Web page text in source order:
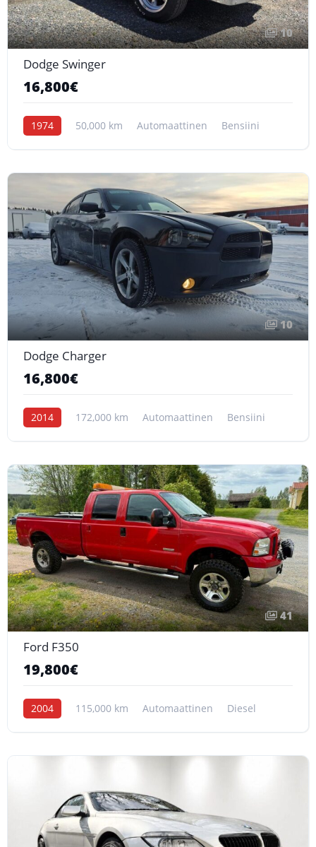
10
Dodge Swinger
16,800€
1974 50,000 km Automaattinen Bensiini
10
Dodge Charger
16,800€
2014 172,000 km Automaattinen Bensiini
41
Ford F350
19,800€
2004 115,000 km Automaattinen Diesel